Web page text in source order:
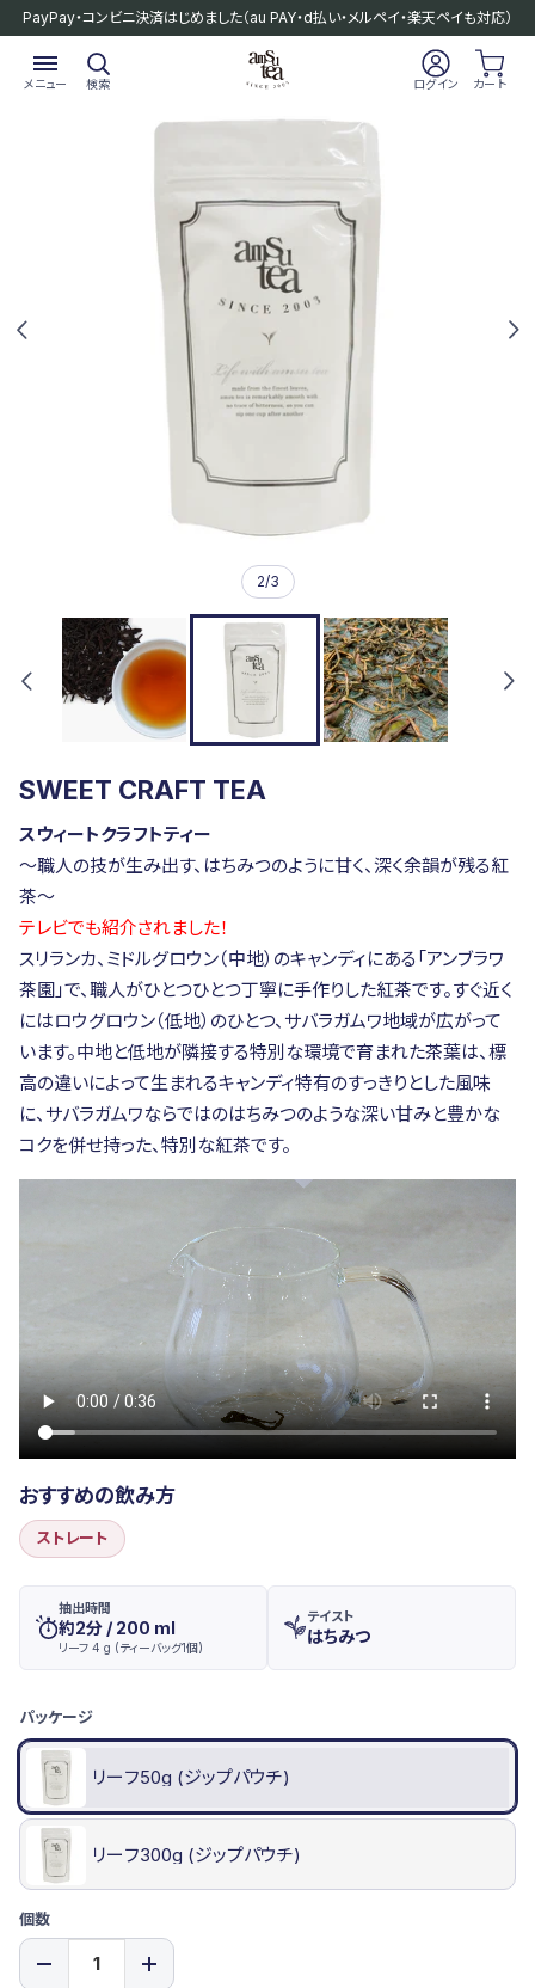
PayPay・コンビニ決済はじめました（au PAY・d払い・メルペイ・楽天ペイも対応）
メニュー 検索 ログイン カート
2/3
SWEET CRAFT TEA
スウィートクラフトティー
〜職人の技が生み出す、はちみつのように甘く、深く余韻が残る紅
茶〜
テレビでも紹介されました！
スリランカ、ミドルグロウン（中地）のキャンディにある「アンブラワ
茶園」で、職人がひとつひとつ丁寧に手作りした紅茶です。すぐ近く
にはロウグロウン（低地）のひとつ、サバラガムワ地域が広がって
います。中地と低地が隣接する特別な環境で育まれた茶葉は、標
高の違いによって生まれるキャンディ特有のすっきりとした風味
に、サバラガムワならではのはちみつのような深い甘みと豊かな
コクを併せ持った、特別な紅茶です。
おすすめの飲み方
ストレート
抽出時間
約2分 / 200 ml
リーフ 4 g (ティーバッグ1個)
テイスト
はちみつ
パッケージ
パッケージ
リーフ50g (ジップパウチ)
リーフ300g (ジップパウチ)
リ
エ
ョ
個数